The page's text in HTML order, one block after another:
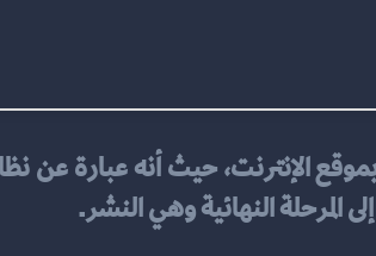
المرحلة النهائية وهي النشر.